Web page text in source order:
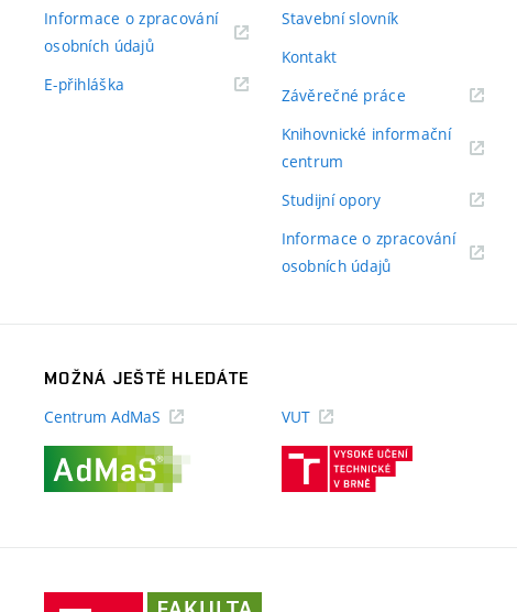
Informace o zpracování
osobních údajů(externí
E-přihláška
Stavební slovník
Kontakt
Závěrečné práce(externí
Knihovnické informační
centrum
Studijní opory(externí
Informace o zpracování
osobních údajů(externí
MOŽNÁ JEŠTĚ HLEDÁTE
Centrum AdMaS
VUT
(externí